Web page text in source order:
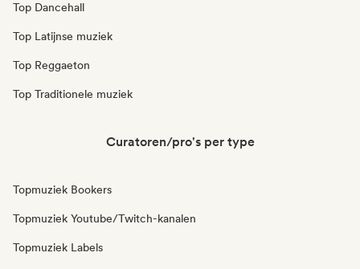
Top Dancehall
Top Latijnse muziek
Top Reggaeton
Top Traditionele muziek
Curatoren/pro's per type
Topmuziek Bookers
Topmuziek Youtube/Twitch-kanalen
Topmuziek Labels